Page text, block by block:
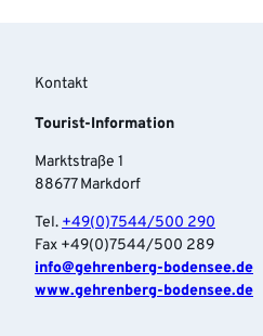
Kontakt
Tourist-Information
Marktstraße 1
88677 Markdorf
Tel. +49(0)7544/500 290
Fax +49(0)7544/500 289
info‎@gehrenberg-bodensee.de
www.gehrenberg-bodensee.de